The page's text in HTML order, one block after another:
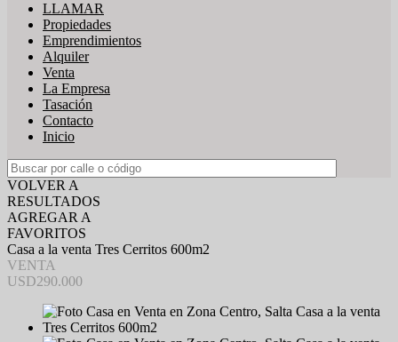
LLAMAR
Propiedades
Emprendimientos
Alquiler
Venta
La Empresa
Tasación
Contacto
Inicio
VOLVER A
RESULTADOS
AGREGAR A
FAVORITOS
Casa a la venta Tres Cerritos 600m2
VENTA
USD290.000